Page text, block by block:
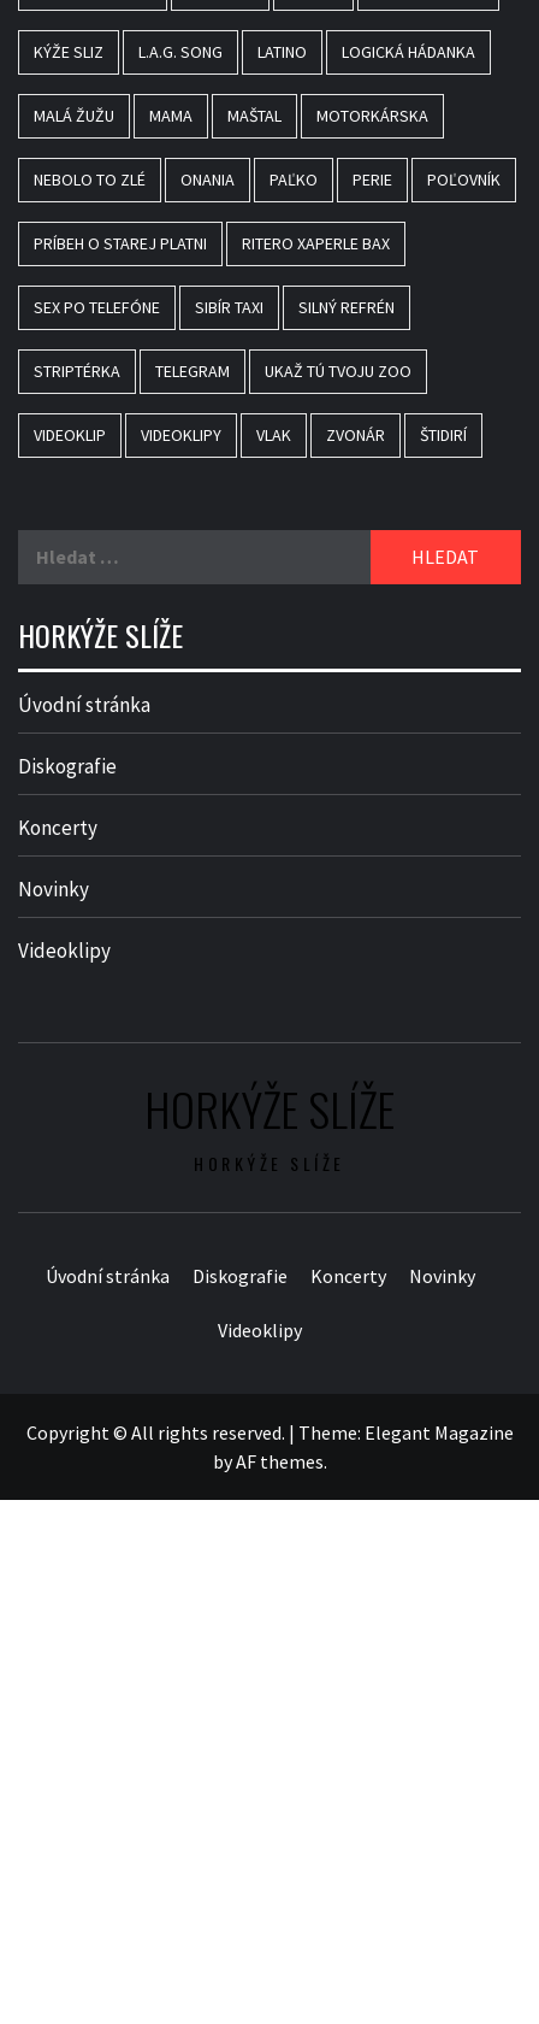
KÝŽE SLIZ L.A.G. SONG LATINO LOGICKÁ HÁDANKA
MALÁ ŽUŽU MAMA MAŠTAL MOTORKÁRSKA
NEBOLO TO ZLÉ ONANIA PAĽKO PERIE POĽOVNÍK
PRÍBEH O STAREJ PLATNI RITERO XAPERLE BAX
SEX PO TELEFÓNE SIBÍR TAXI SILNÝ REFRÉN
STRIPTÉRKA TELEGRAM UKAŽ TÚ TVOJU ZOO
VIDEOKLIP VIDEOKLIPY VLAK ZVONÁR ŠTIDIRÍ
HORKÝŽE SLÍŽE
Úvodní stránka
Diskografie
Koncerty
Novinky
Videoklipy
HORKÝŽE SLÍŽE
HORKÝŽE SLÍŽE
Úvodní stránka Diskografie Koncerty Novinky
Videoklipy
Copyright © All rights reserved. | Theme: Elegant Magazine
byAF themes.